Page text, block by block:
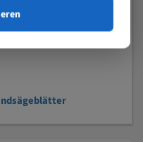
Kleine Durchmesser